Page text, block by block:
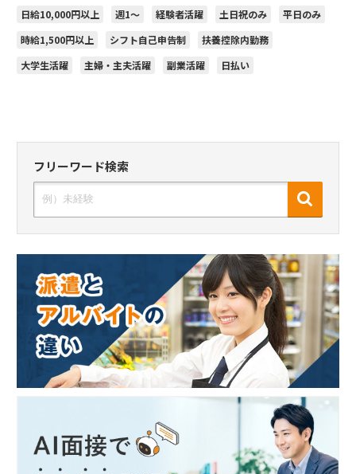
日給10,000円以上
週1～ 経験者活躍 土日祝のみ
平日のみ
時給1,500円以上
シフト自己申告制
扶養控除内勤務
大学生活躍
主婦・主夫活躍 副業活躍 日払い
フリーワード検索